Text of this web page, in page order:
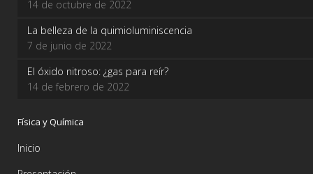
14 de octubre de 2022
La belleza de la quimioluminiscencia
7 de junio de 2022
El óxido nitroso: ¿gas para reír?
14 de febrero de 2022
Física y Química
Inicio